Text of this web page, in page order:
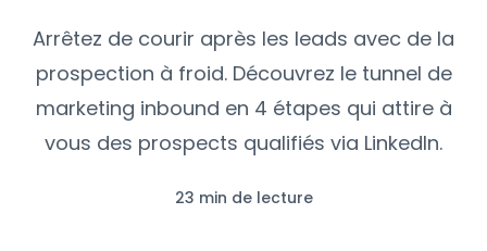
Arrêtez de courir après les leads avec de la
prospection à froid. Découvrez le tunnel de
marketing inbound en 4 étapes qui attire à
vous des prospects qualifiés via LinkedIn.
23 min de lecture